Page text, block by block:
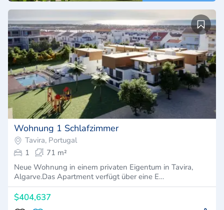
Wohnung 1 Schlafzimmer
Tavira, Portugal
1
71 m²
Neue Wohnung in einem privaten Eigentum in Tavira,
Algarve.Das Apartment verfügt über eine E…
$404,637